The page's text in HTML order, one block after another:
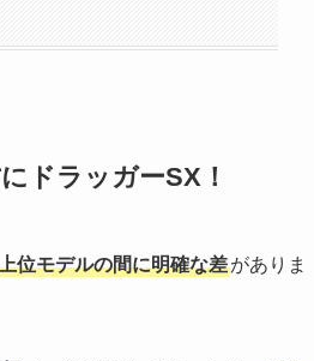
ドラッガーSX！
位モデルの間に明確な差がありま